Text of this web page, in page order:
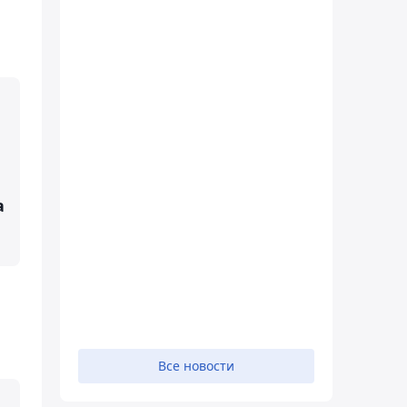
Все новости